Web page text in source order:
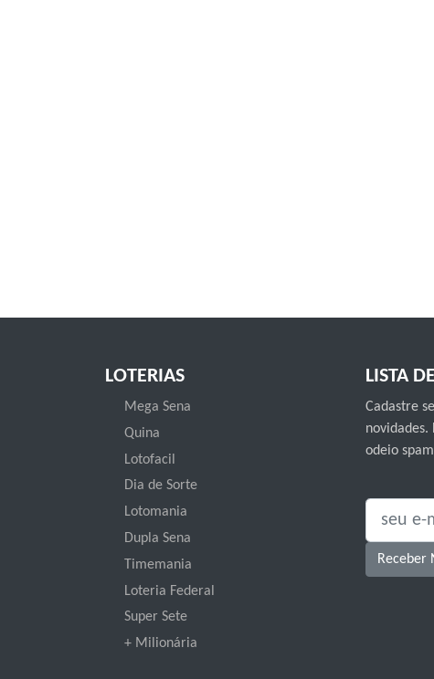
LOTERIAS
Mega Sena
Quina
Lotofacil
Dia de Sorte
Lotomania
Dupla Sena
Timemania
Loteria Federal
Super Sete
+ Milionária
LISTA
Cadastre
odeio
SEU E-MAIL:
Receber